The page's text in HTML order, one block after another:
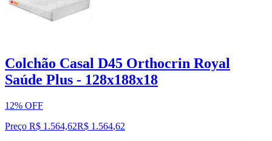
Colchão Casal D45 Orthocrin Royal
Saúde Plus - 128x188x18
12% OFF
Preço R$ 1.564,62R$ 1.564,62